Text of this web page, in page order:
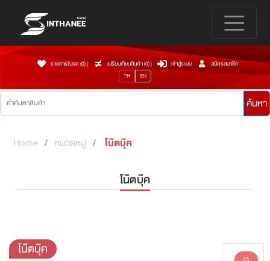
รายการโปรด (0)| เปรียบเทียบสินค้า (0)| เข้าสู่ระบบ
สมัครสมาชิก
TH
EN
ค้นหา
Home หมวดหมู่ โน๊ตบุ๊ค
โน๊ตบุ๊ค
โน๊ตบุ๊ค